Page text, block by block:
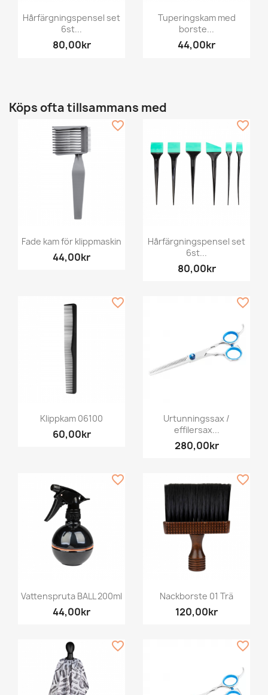
Hårfärgningspensel set
6st...
80,00kr
Tuperingskam med
borste...
44,00kr
Köps ofta tillsammans med
Fade kam för klippmaskin
44,00kr
favorite_border
Hårfärgningspensel set
6st...
80,00kr
favorite_border
Klippkam 06100
60,00kr
favorite_border
Urtunningssax /
effilersax...
280,00kr
favorite_border
Vattenspruta BALL 200ml
44,00kr
favorite_border
Nackborste 01 Trä
120,00kr
favorite_border
favorite_border favorite_border